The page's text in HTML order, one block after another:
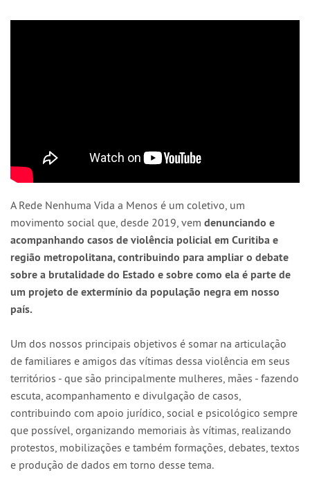
A Rede Nenhuma Vida a Menos é um coletivo, um
movimento social que, desde 2019, vem denunciando e
acompanhando casos de violência policial em Curitiba e
região metropolitana, contribuindo para ampliar o debate
sobre a brutalidade do Estado e sobre como ela é parte de
um projeto de extermínio da população negra em nosso
país.
Um dos nossos principais objetivos é somar na articulação
de familiares e amigos das vítimas dessa violência em seus
territórios - que são principalmente mulheres, mães - fazendo
escuta, acompanhamento e divulgação de casos,
contribuindo com apoio jurídico, social e psicológico sempre
que possível, organizando memoriais às vítimas, realizando
protestos, mobilizações e também formações, debates, textos
e produção de dados em torno desse tema.